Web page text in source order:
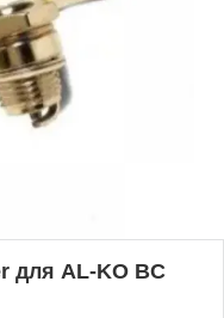
для AL-KO BC